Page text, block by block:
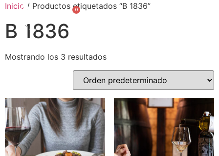
0
Inicio / Productos etiquetados “B 1836”
B 1836
Mostrando los 3 resultados